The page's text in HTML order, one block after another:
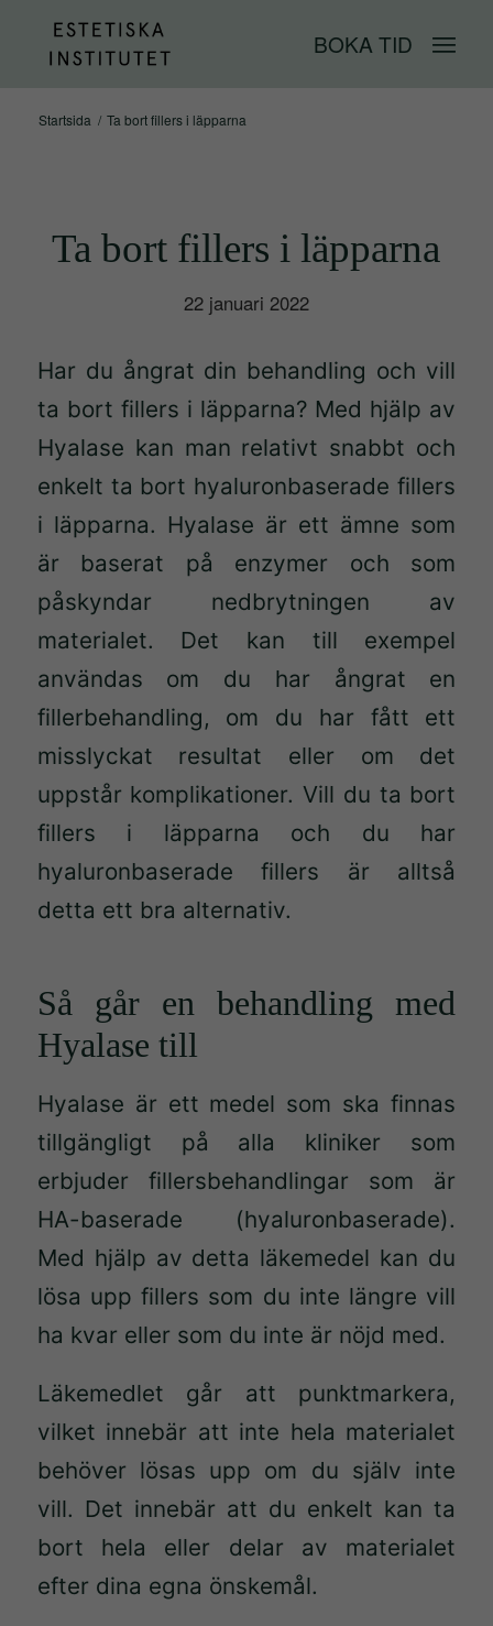
BOKA TID
Startsida / Ta bort fillers i läpparna
Ta bort fillers i läpparna
22 januari 2022
Har du ångrat din behandling och vill
ta bort fillers i läpparna? Med hjälp av
Hyalase kan man relativt snabbt och
enkelt ta bort hyaluronbaserade fillers
i läpparna. Hyalase är ett ämne som
är baserat på enzymer och som
påskyndar nedbrytningen av
materialet. Det kan till exempel
användas om du har ångrat en
fillerbehandling, om du har fått ett
misslyckat resultat eller om det
uppstår komplikationer. Vill du ta bort
fillers i läpparna och du har
hyaluronbaserade fillers är alltså
detta ett bra alternativ.
Så går en behandling med
Hyalase till
Hyalase är ett medel som ska finnas
tillgängligt på alla kliniker som
erbjuder fillersbehandlingar som är
HA-baserade (hyaluronbaserade).
Med hjälp av detta läkemedel kan du
lösa upp fillers som du inte längre vill
ha kvar eller som du inte är nöjd med.
Läkemedlet går att punktmarkera,
vilket innebär att inte hela materialet
behöver lösas upp om du själv inte
vill. Det innebär att du enkelt kan ta
bort hela eller delar av materialet
efter dina egna önskemål.